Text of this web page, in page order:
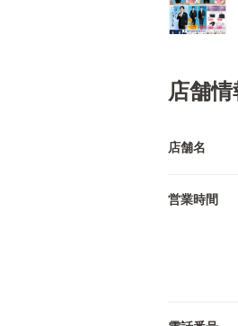
店舗情
店舗名
営業時間